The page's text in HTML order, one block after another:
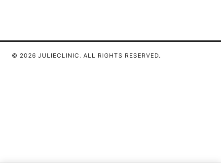
© 2026 JULIECLINIC. ALL RIGHTS RESERVED.